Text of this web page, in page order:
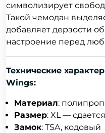
символизирует
Такой чемодан
добавляет дерзости
настроение перед
Технические
Wings:
Материал:
Размер: XL —
Замок: TSA, кодовый